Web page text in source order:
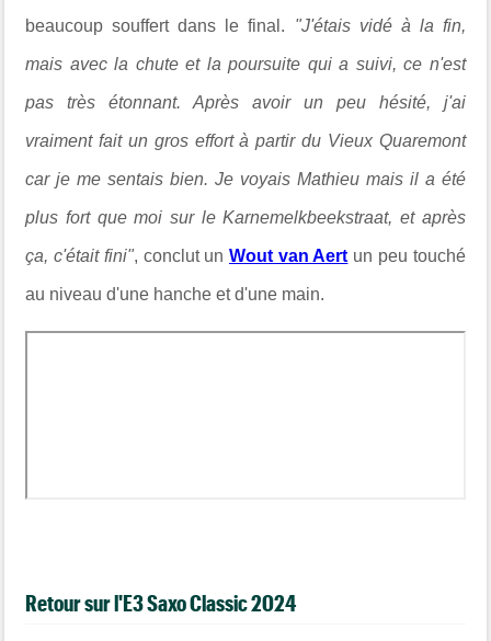
beaucoup souffert dans le final. "J'étais vidé à la fin,
mais avec la chute et la poursuite qui a suivi, ce n'est
pas très étonnant. Après avoir un peu hésité, j'ai
vraiment fait un gros effort à partir du Vieux Quaremont
car je me sentais bien. Je voyais Mathieu mais il a été
plus fort que moi sur le Karnemelkbeekstraat, et après
ça, c'était fini", conclut un Wout van Aert un peu touché
au niveau d'une hanche et d'une main.
Retour sur l'E3 Saxo Classic 2024